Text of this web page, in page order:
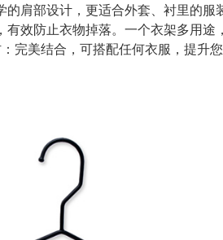
的肩部设计，更适合外套、衬里的
有效防止衣物掉落。一个衣架多用
完美结合，可搭配任何衣服，提升您